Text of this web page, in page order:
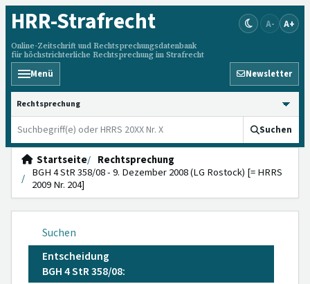
HRR-Strafrecht
Online-Zeitschrift und Rechtsprechungsdatenbank
für höchstrichterliche Rechtsprechung im Strafrecht
A- A+
Menü Newsletter
HRRS durchsuchen
Suchen
Startseite
Rechtsprechung
BGH 4 StR 358/08 - 9. Dezember 2008 (LG Rostock) [= HRRS
2009 Nr. 204]
Suchen
Entscheidung
BGH 4 StR 358/08: